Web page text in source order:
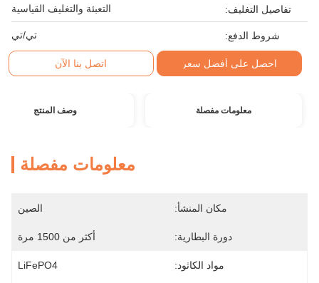
تفاصيل التغليف: التعبئة والتغليف القياسية
شروط الدفع: تي/تي
احصل على أفضل سعر اتصل بنا الآن
معلومات مفصلة وصف المنتج
معلومات مفصلة
مكان المنشأ: الصين
دورة البطارية: أكثر من 1500 مرة
مواد الكاثود: LiFePO4